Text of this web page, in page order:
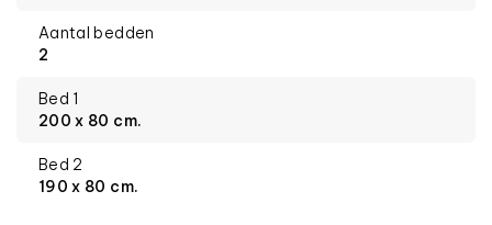
Aantal bedden
2
Bed 1
200 x 80 cm.
Bed 2
190 x 80 cm.